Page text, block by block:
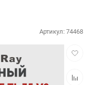
Артикул:74468